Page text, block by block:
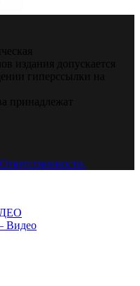
издания допускается
гиперссылки на
принадлежат
Видео